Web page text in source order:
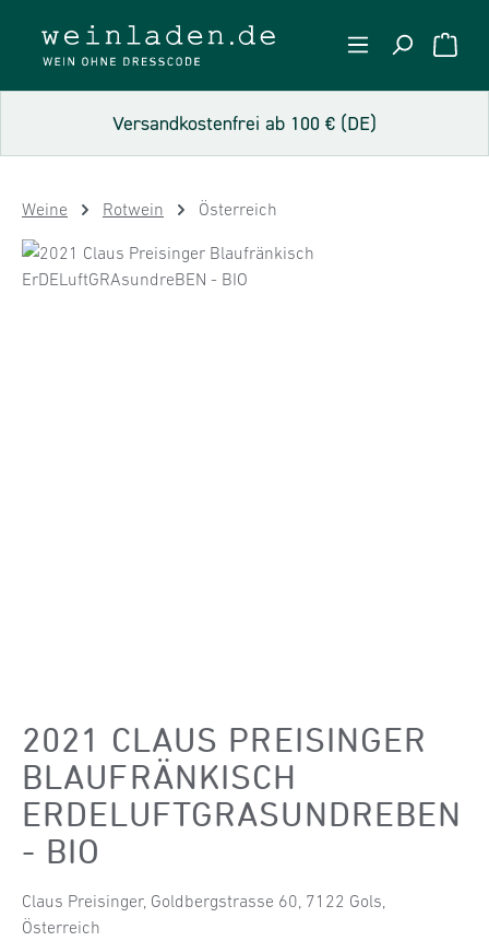
Zum Hauptinhalt springen
Versandkostenfrei ab 100 € (DE)
Weine Rotwein Österreich
Bildergalerie überspringen
2021 CLAUS PREISINGER
BLAUFRÄNKISCH
ERDELUFTGRASUNDREBEN
- BIO
Claus Preisinger, Goldbergstrasse 60, 7122 Gols,
Österreich